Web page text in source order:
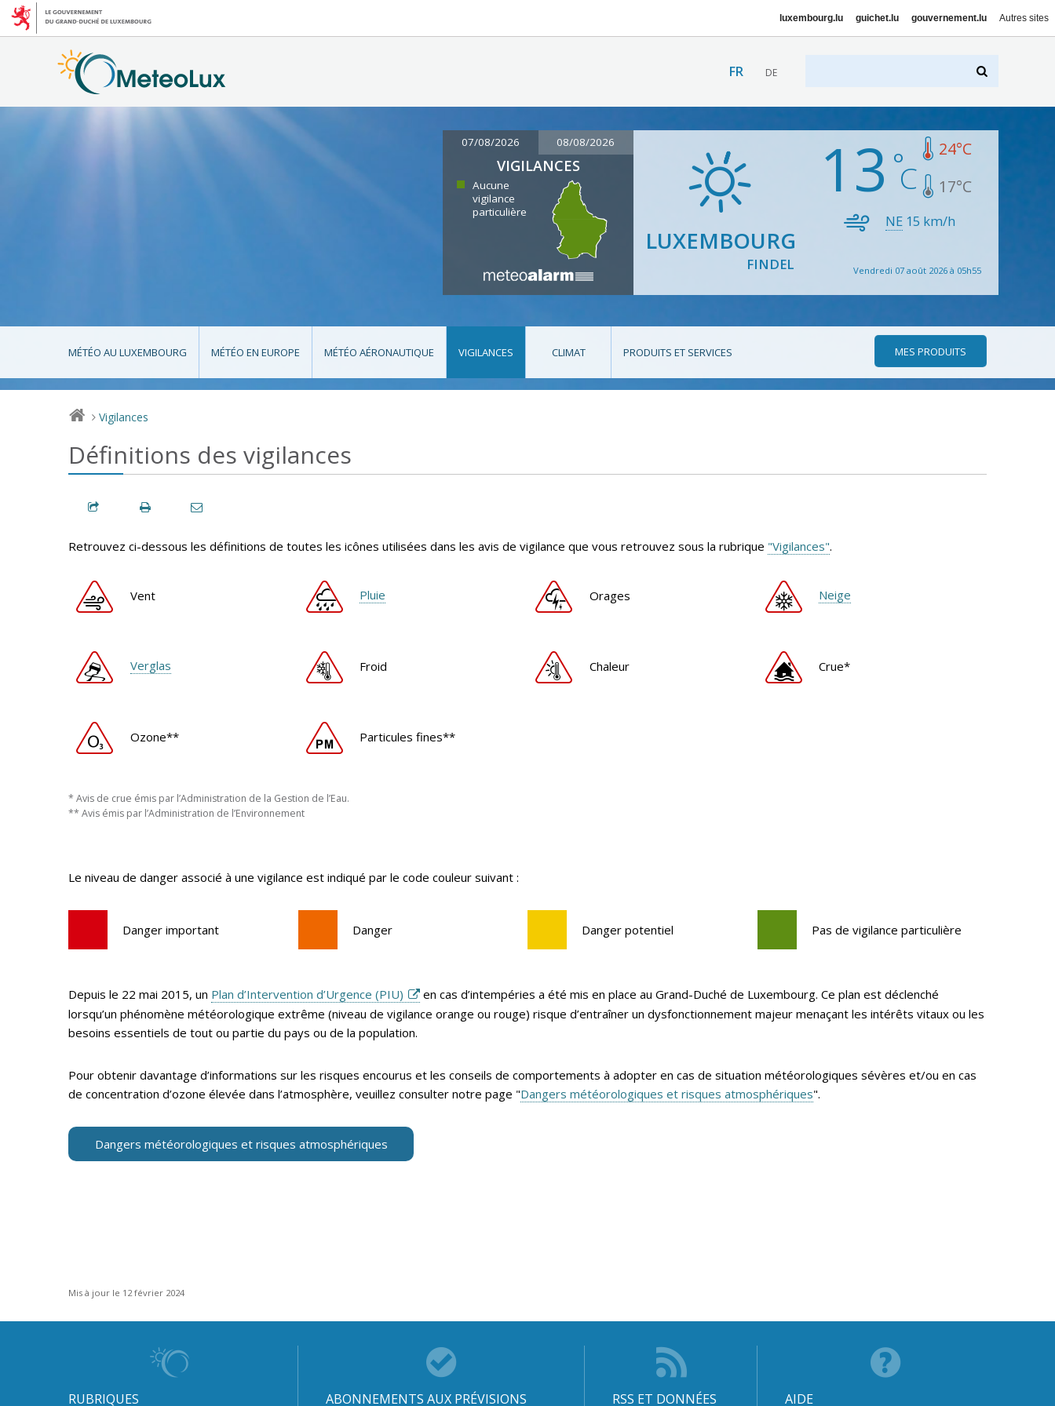
luxembourg.lu guichet.lu gouvernement.lu Autres sites
FR DE
07/08/2026 08/08/2026
VIGILANCES
Aucune
vigilance
particulière
LUXEMBOURG
FINDEL
13 24°C
17°C
NE 15 km/h
Vendredi 07 août 2026 à 05h55
MÉTÉO AU LUXEMBOURG MÉTÉO EN EUROPE MÉTÉO AÉRONAUTIQUE VIGILANCES CLIMAT PRODUITS ET SERVICES MES PRODUITS
> Vigilances
Définitions des vigilances
Retrouvez ci-dessous les définitions de toutes les icônes utilisées dans les avis de vigilance que vous retrouvez sous la rubrique "Vigilances".
Vent Pluie Orages Neige
Verglas Froid Chaleur Crue*
Ozone** Particules fines**
* Avis de crue émis par l’Administration de la Gestion de l’Eau.
** Avis émis par l’Administration de l’Environnement
Le niveau de danger associé à une vigilance est indiqué par le code couleur suivant :
Danger important Danger Danger potentiel Pas de vigilance particulière
Depuis le 22 mai 2015, un Plan d’Intervention d’Urgence (PIU)
en cas d’intempéries a été mis en place au Grand-Duché de Luxembourg. Ce plan est déclenché
lorsqu’un phénomène météorologique extrême (niveau de vigilance orange ou rouge) risque d’entraîner un dysfonctionnement majeur menaçant les intérêts vitaux ou les
besoins essentiels de tout ou partie du pays ou de la population.
Pour obtenir davantage d’informations sur les risques encourus et les conseils de comportements à adopter en cas de situation météorologiques sévères et/ou en cas
de concentration d’ozone élevée dans l’atmosphère, veuillez consulter notre page "Dangers météorologiques et risques atmosphériques".
Dangers météorologiques et risques atmosphériques
Mis à jour le 12 février 2024
RUBRIQUES ABONNEMENTS AUX PRÉVISIONS RSS ET DONNÉES AIDE